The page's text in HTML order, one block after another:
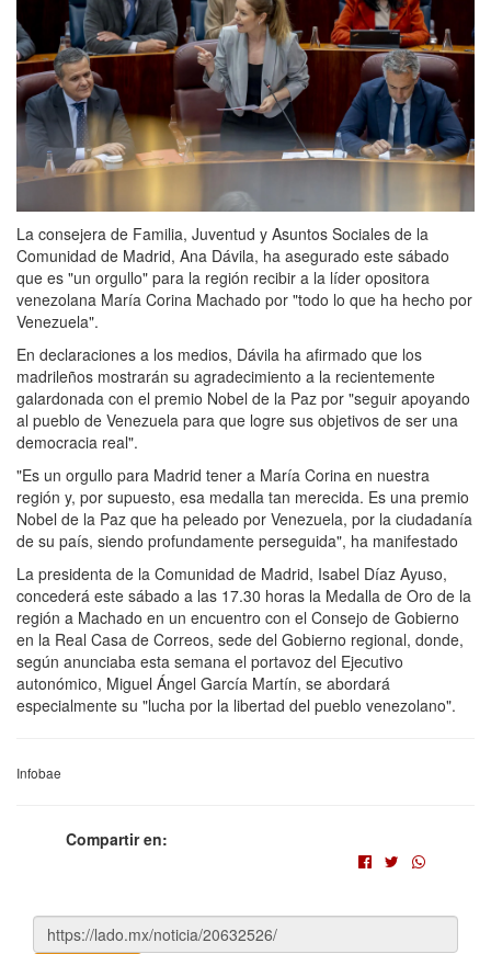
La consejera de Familia, Juventud y Asuntos Sociales de la
Comunidad de Madrid, Ana Dávila, ha asegurado este sábado
que es "un orgullo" para la región recibir a la líder opositora
venezolana María Corina Machado por "todo lo que ha hecho por
Venezuela".
En declaraciones a los medios, Dávila ha afirmado que los
madrileños mostrarán su agradecimiento a la recientemente
galardonada con el premio Nobel de la Paz por "seguir apoyando
al pueblo de Venezuela para que logre sus objetivos de ser una
democracia real".
"Es un orgullo para Madrid tener a María Corina en nuestra
región y, por supuesto, esa medalla tan merecida. Es una premio
Nobel de la Paz que ha peleado por Venezuela, por la ciudadanía
de su país, siendo profundamente perseguida", ha manifestado
La presidenta de la Comunidad de Madrid, Isabel Díaz Ayuso,
concederá este sábado a las 17.30 horas la Medalla de Oro de la
región a Machado en un encuentro con el Consejo de Gobierno
en la Real Casa de Correos, sede del Gobierno regional, donde,
según anunciaba esta semana el portavoz del Ejecutivo
autonómico, Miguel Ángel García Martín, se abordará
especialmente su "lucha por la libertad del pueblo venezolano".
Infobae
Compartir en: